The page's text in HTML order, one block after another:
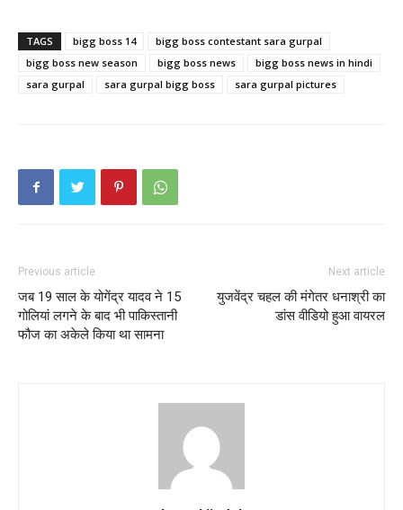
TAGS bigg boss 14
bigg boss contestant sara gurpal
bigg boss new season
bigg boss news
bigg boss news in hindi
sara gurpal
sara gurpal bigg boss sara gurpal pictures
Previous article
जब 19 साल के योगेंद्र यादव ने 15
गोलियां लगने के बाद भी पाकिस्तानी
फौज का अकेले किया था सामना
Next article
युजवेंद्र चहल की मंगेतर धनाश्री का
डांस वीडियो हुआ वायरल